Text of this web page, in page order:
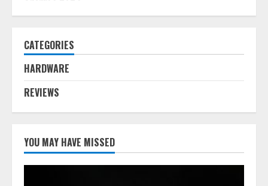
CATEGORIES
HARDWARE
REVIEWS
YOU MAY HAVE MISSED